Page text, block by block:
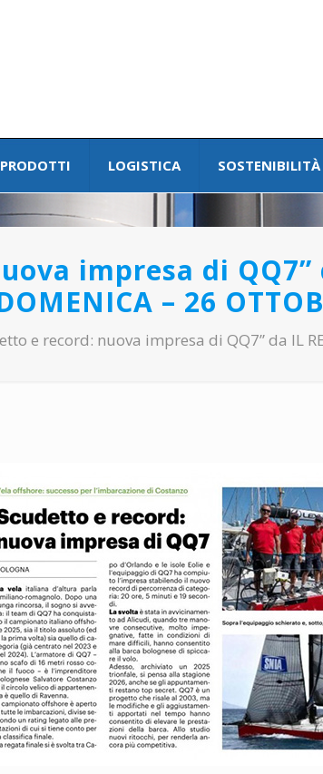
PRODOTTI LOGISTICA SOSTENIBILITÀ
impresa di QQ7”
– 26
e record: nuova impresa di QQ7” da IL